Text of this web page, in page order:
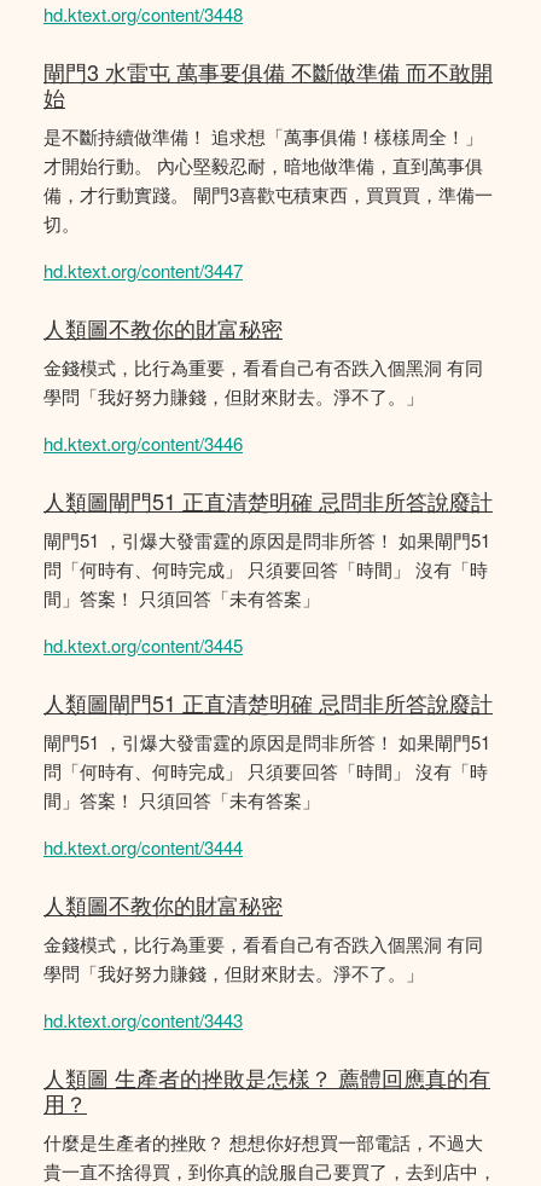
hd.ktext.org/content/3448
閘門3 水雷屯 萬事要俱備 不斷做準備 而不敢開
始
是不斷持續做準備！ 追求想「萬事俱備！樣樣周全！」
才開始行動。 內心堅毅忍耐，暗地做準備，直到萬事俱
備，才行動實踐。 閘門3喜歡屯積東西，買買買，準備一
切。
hd.ktext.org/content/3447
人類圖不教你的財富秘密
金錢模式，比行為重要，看看自己有否跌入個黑洞 有同
學問「我好努力賺錢，但財來財去。淨不了。」
hd.ktext.org/content/3446
人類圖閘門51 正直清楚明確 忌問非所答說廢計
閘門51 ，引爆大發雷霆的原因是問非所答！ 如果閘門51
問「何時有、何時完成」 只須要回答「時間」 沒有「時
間」答案！ 只須回答「未有答案」
hd.ktext.org/content/3445
人類圖閘門51 正直清楚明確 忌問非所答說廢計
閘門51 ，引爆大發雷霆的原因是問非所答！ 如果閘門51
問「何時有、何時完成」 只須要回答「時間」 沒有「時
間」答案！ 只須回答「未有答案」
hd.ktext.org/content/3444
人類圖不教你的財富秘密
金錢模式，比行為重要，看看自己有否跌入個黑洞 有同
學問「我好努力賺錢，但財來財去。淨不了。」
hd.ktext.org/content/3443
人類圖 生產者的挫敗是怎樣？ 薦體回應真的有
用？
什麼是生產者的挫敗？ 想想你好想買一部電話，不過大
貴一直不捨得買，到你真的說服自己要買了，去到店中，